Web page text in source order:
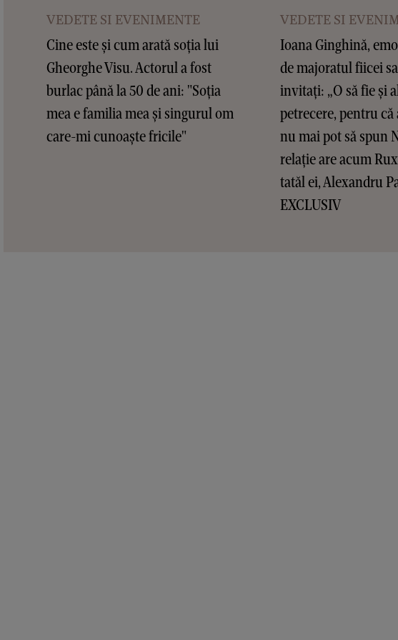
VEDETE SI EVENIMENTE
Cine este și cum arată soția lui
Gheorghe Visu. Actorul a fost
burlac până la 50 de ani: "Soția
mea e familia mea și singurul om
care-mi cunoaște fricile"
VEDETE SI
Ioana Ginghină,
de majoratul fiicei
invitați: „O să fie și
petrecere, pentru că
nu mai pot să spun
relație are acum
tatăl ei, Alexandru
EXCLUSIV